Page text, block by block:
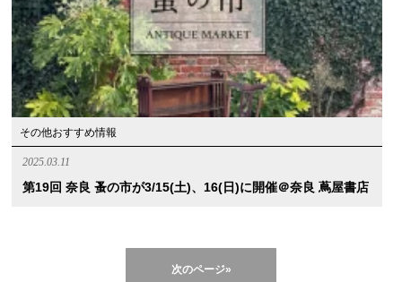
その他おすすめ情報
2025.03.11
第19回 奈良 蚤の市が3/15(土)、16(日)に開催＠奈良 蔦屋書店
次のページ»